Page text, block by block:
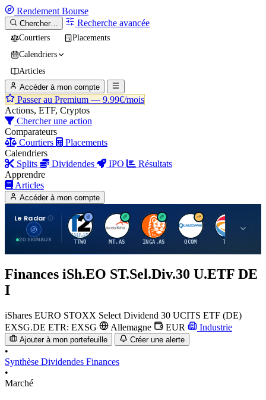
Rendement Bourse
Chercher… Recherche avancée
Courtiers
Placements
Calendriers
Articles
Accéder à mon compte
Passer au Premium — 9.99€/mois
Actions, ETF, Cryptos
Chercher une action
Comparateurs
Courtiers
Placements
Calendriers
Splits
Dividendes IPO
Résultats
Apprendre
Articles
Accéder à mon compte
Le Radar
20 SIGNAUX
T
TTWO
A
MT.AS
I
INGA.AS
Q
QCOM
T
TTE
Finances iSh.EO ST.Sel.Div.30 U.ETF DE
I
iShares EURO STOXX Select Dividend 30 UCITS ETF (DE)
EXSG.DE ETR: EXSG Allemagne EUR Industrie
Ajouter à mon portefeuille Créer une alerte
•
Synthèse Dividendes Finances
•
Marché